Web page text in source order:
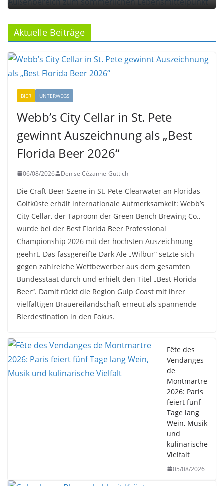
Aktuelle Beiträge
BIER UNTERWEGS
Webb’s City Cellar in St. Pete
gewinnt Auszeichnung als „Best
Florida Beer 2026“
06/08/2026 Denise Cézanne-Güttich
Die Craft-Beer-Szene in St. Pete-Clearwater an Floridas
Golfküste erhält internationale Aufmerksamkeit: Webb’s
City Cellar, der Taproom der Green Bench Brewing Co.,
wurde bei der Best Florida Beer Professional
Championship 2026 mit der höchsten Auszeichnung
geehrt. Das fassgereifte Dark Ale „Wilbur“ setzte sich
gegen zahlreiche Wettbewerber aus dem gesamten
Bundesstaat durch und erhielt den Titel „Best Florida
Beer“. Damit rückt die Region Gulp Coast mit ihrer
vielfältigen Brauereilandschaft erneut als spannende
Bierdestination in den Fokus.
Fête des
Vendanges
de
Montmartre
2026: Paris
feiert fünf
Tage lang
Wein, Musik
und
kulinarische
Vielfalt
05/08/2026